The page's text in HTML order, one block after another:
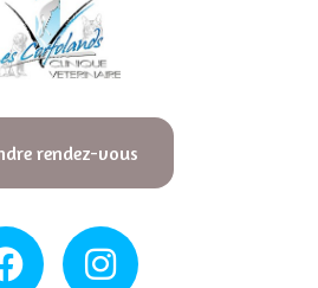
rendez-vous